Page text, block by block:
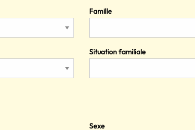
Famille
Situation familiale
Sexe